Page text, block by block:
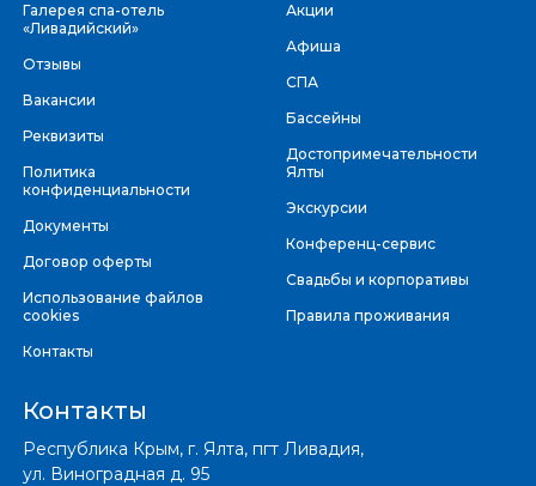
Галерея спа-отель
«Ливадийский»
Отзывы
Вакансии
Реквизиты
Политика
конфиденциальности
Документы
Договор оферты
Использование файлов
cookies
Контакты
Акции
Афиша
СПА
Бассейны
Достопримечательности
Ялты
Экскурсии
Конференц-сервис
Свадьбы и корпоративы
Правила проживания
Контакты
Республика Крым, г. Ялта, пгт Ливадия,
ул. Виноградная д. 95